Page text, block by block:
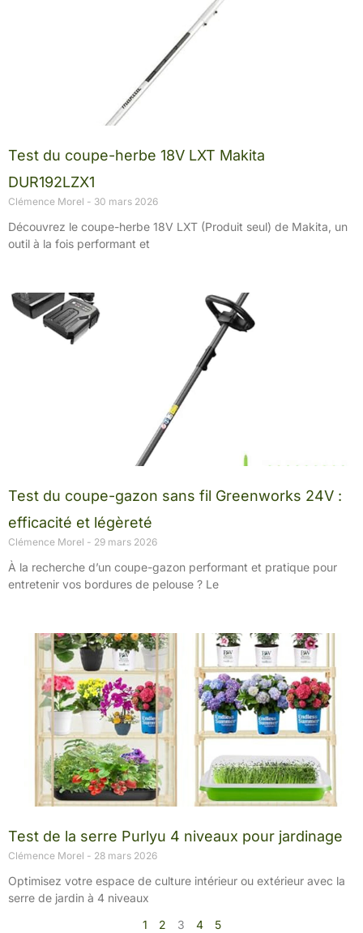
Test du coupe-herbe 18V LXT Makita
DUR192LZX1
Clémence Morel 30 mars 2026
Découvrez le coupe-herbe 18V LXT (Produit seul) de Makita, un
outil à la fois performant et
Test du coupe-gazon sans fil Greenworks 24V :
efficacité et légèreté
Clémence Morel 29 mars 2026
À la recherche d’un coupe-gazon performant et pratique pour
entretenir vos bordures de pelouse ? Le
Test de la serre Purlyu 4 niveaux pour jardinage
Clémence Morel 28 mars 2026
Optimisez votre espace de culture intérieur ou extérieur avec la
serre de jardin à 4 niveaux
1
2 3 4 5